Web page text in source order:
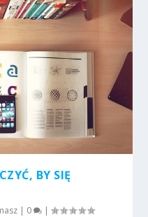
BY SIĘ
| 0 |